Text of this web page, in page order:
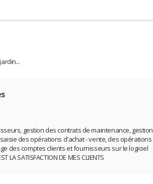
gestion des contrats de maintenance, gestion
des opérations d'achat - vente, des opérations
des comptes clients et fournisseurs sur le logiciel
SATISFACTION DE MES CLIENTS